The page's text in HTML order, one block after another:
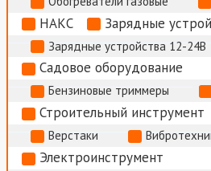
НАКС Зарядные
Зарядные устройства 12-24В
Садовое оборудование
Бензиновые триммеры
Строительный инструмент
Верстаки
Электроинструмент